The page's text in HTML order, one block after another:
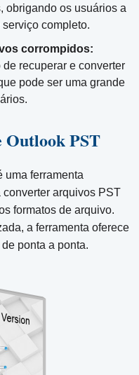
obrigando os usuários a
completo.
corrompidos:
recuperar e converter
pode ser uma grande
Outlook PST
uma ferramenta
arquivos PST
formatos de arquivo.
a ferramenta oferece
ponta a ponta.